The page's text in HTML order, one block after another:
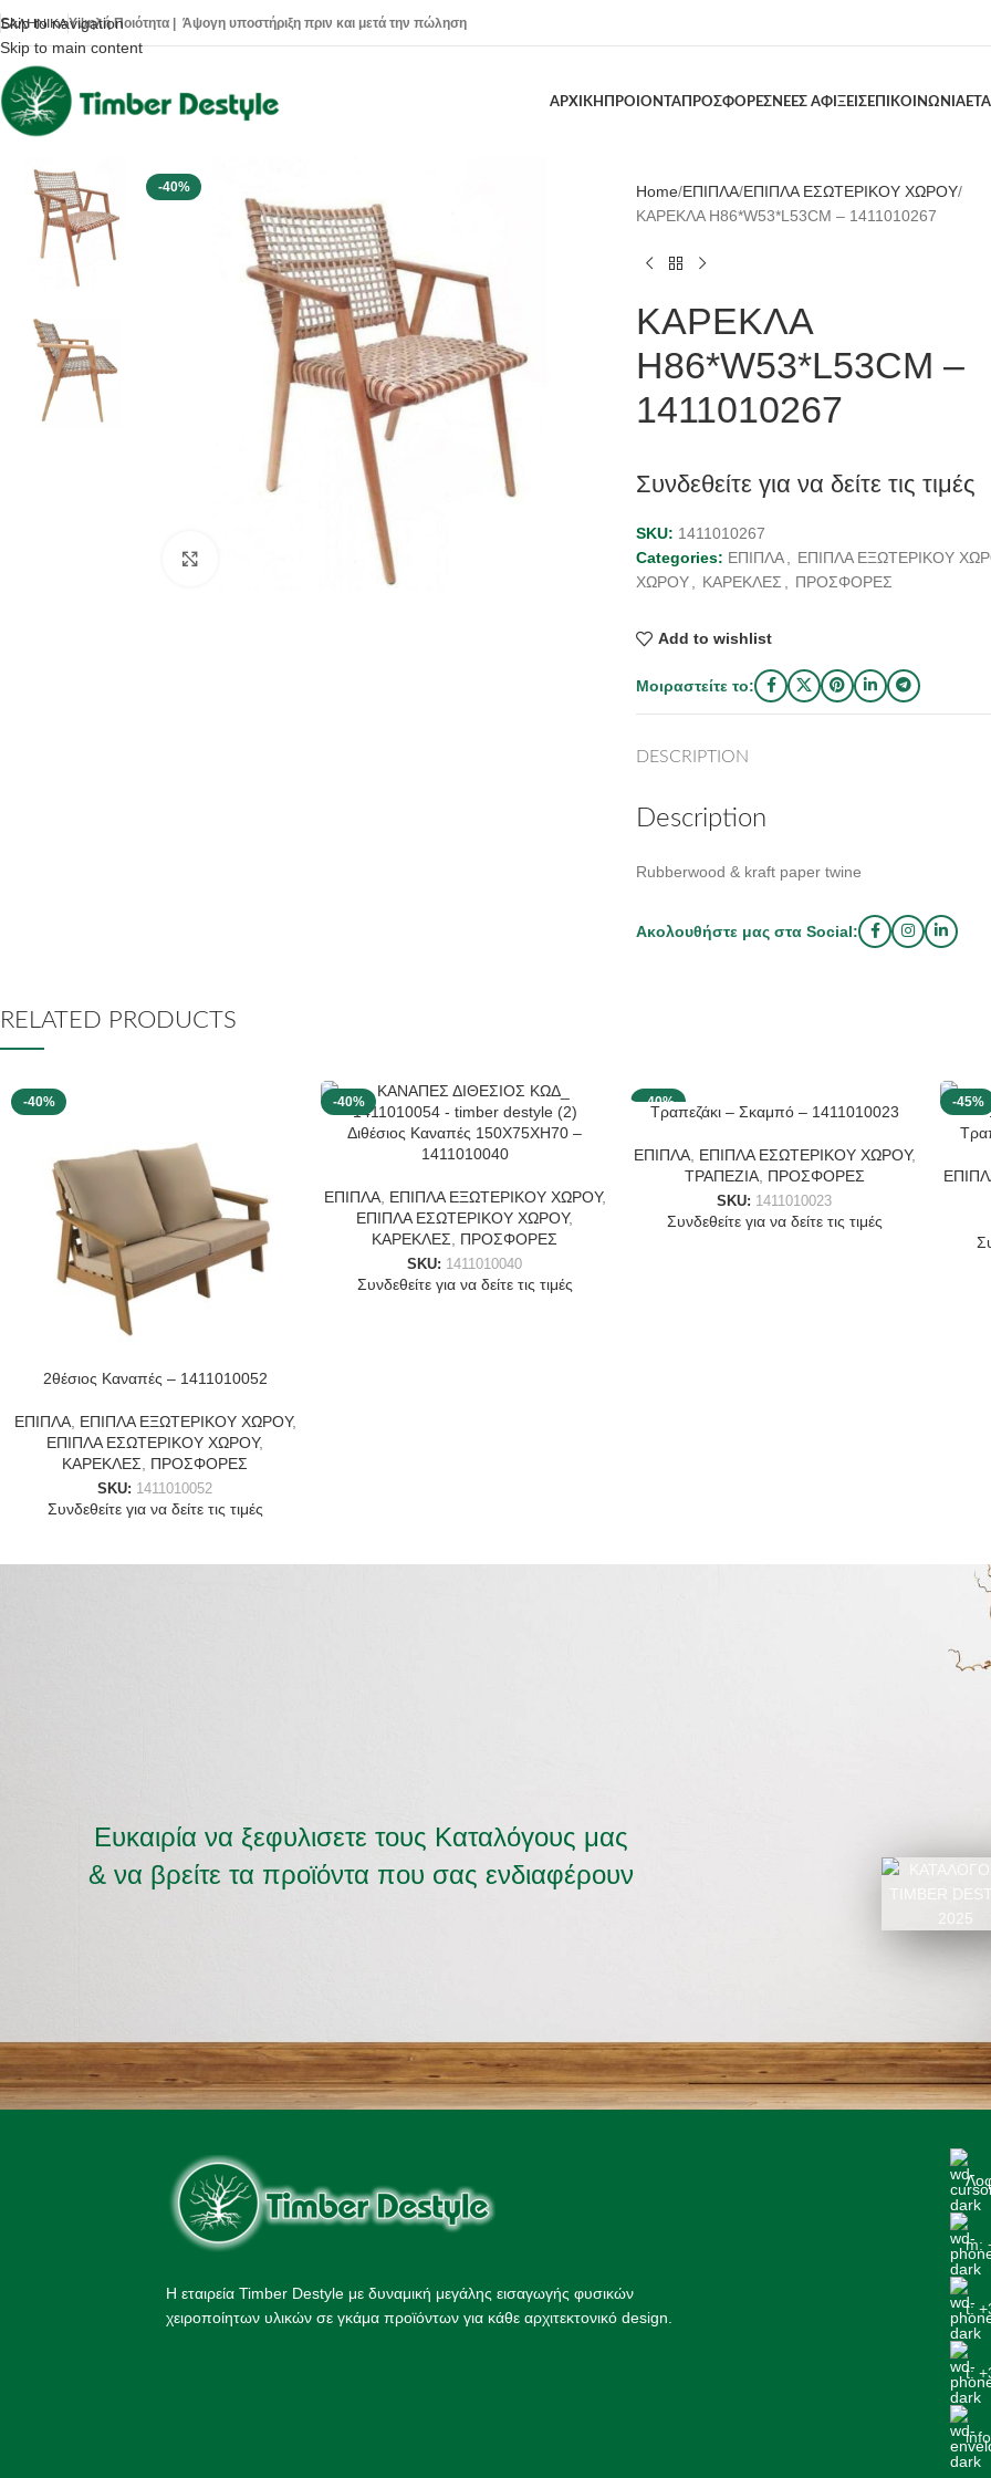
Skip to navigation
Skip to main content
ΕΛΛΗΝΙΚΆΥψηλή Ποιότητα | Άψογη υποστήριξη πριν και μετά την πώληση
ΑΡΧΙΚΗ ΠΡΟΙΟΝΤΑ ΠΡΟΣΦΟΡΕΣΝΕΕΣ ΑΦΙΞΕΙΣΕΠΙΚΟΙΝΩΝΙΑ
-40% Home ΕΠΙΠΛΑ ΕΠΙΠΛΑ ΕΣΩΤΕΡΙΚΟΥ ΧΩΡΟΥ
ΚΑΡΕΚΛΑ H86*W53*L53CM – 1411010267
ΚΑΡΕΚΛΑ
H86*W53*L53CM –
1411010267
Συνδεθείτε για να δείτε τις τιμές
SKU: 1411010267
Categories: ΕΠΙΠΛΑ ΕΠΙΠΛΑ ΕΞΩΤΕΡΙΚΟΥ
ΧΩΡΟΥ
ΚΑΡΕΚΛΕΣ ΠΡΟΣΦΟΡΕΣ
Add to wishlist
Μοιραστείτε το:
DESCRIPTION
Description
Rubberwood & kraft paper twine
Ακολουθήστε μας στα Social:
RELATED PRODUCTS
-40%
2θέσιος Καναπές – 1411010052
ΕΠΙΠΛΑ, ΕΠΙΠΛΑ ΕΞΩΤΕΡΙΚΟΥ ΧΩΡΟΥ,
ΕΠΙΠΛΑ ΕΣΩΤΕΡΙΚΟΥ ΧΩΡΟΥ,
ΚΑΡΕΚΛΕΣ
ΠΡΟΣΦΟΡΕΣ
SKU: 1411010052
Συνδεθείτε για να δείτε τις τιμές
-40%
Διθέσιος Καναπές 150X75XH70 –
1411010040
ΕΠΙΠΛΑ, ΕΠΙΠΛΑ ΕΞΩΤΕΡΙΚΟΥ ΧΩΡΟΥ,
ΕΠΙΠΛΑ ΕΣΩΤΕΡΙΚΟΥ ΧΩΡΟΥ,
ΚΑΡΕΚΛΕΣ
ΠΡΟΣΦΟΡΕΣ
SKU: 1411010040
Συνδεθείτε για να δείτε τις τιμές
-40%
Τραπεζάκι – Σκαμπό – 1411010023
ΕΠΙΠΛΑ, ΕΠΙΠΛΑ ΕΣΩΤΕΡΙΚΟΥ ΧΩΡΟΥ,
ΤΡΑΠΕΖΙΑ, ΠΡΟΣΦΟΡΕΣ
SKU: 1411010023
Συνδεθείτε για να δείτε τις τιμές
-45%
Ευκαιρία να ξεφυλισετε τους Καταλόγους μας
& να βρείτε τα προϊόντα που σας ενδιαφέρουν
Η εταιρεία Timber Destyle με δυναμική μεγάλης εισαγωγής φυσικών
χειροποίητων υλικών σε γκάμα προϊόντων για κάθε αρχιτεκτονικό design.
m:
t:
t: